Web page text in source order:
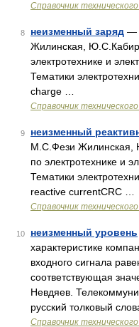
Справочник
8 неизменный заряд —
Жилинская,
электротехнике и
Тематики
charge …
Справочник
9 неизменный
М.С.Фези Жилинская,
по электротехнике и
Тематики
reactive currentCRC …
Справочник
10 неизменный уровень
характеристике
входного сигнала
соответствующая
Невдяев.
русский толковый
Справочник